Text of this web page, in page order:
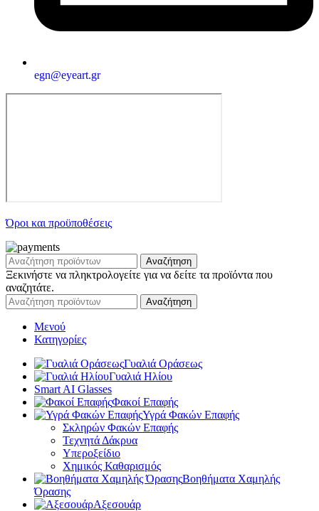
egn@eyeart.gr
Όροι και προϋποθέσεις
Αναζήτηση
Ξεκινήστε να πληκτρολογείτε για να δείτε τα προϊόντα που
αναζητάτε.
Αναζήτηση
Μενού
Κατηγορίες
Γυαλιά Οράσεως
Γυαλιά Ηλίου
Smart AI Glasses
Φακοί Επαφής
Υγρά Φακών Επαφής
Σκληρών Φακών Επαφής
Τεχνητά Δάκρυα
Υπεροξείδιο
Χημικός Καθαρισμός
Βοηθήματα Χαμηλής
Όρασης
Αξεσουάρ